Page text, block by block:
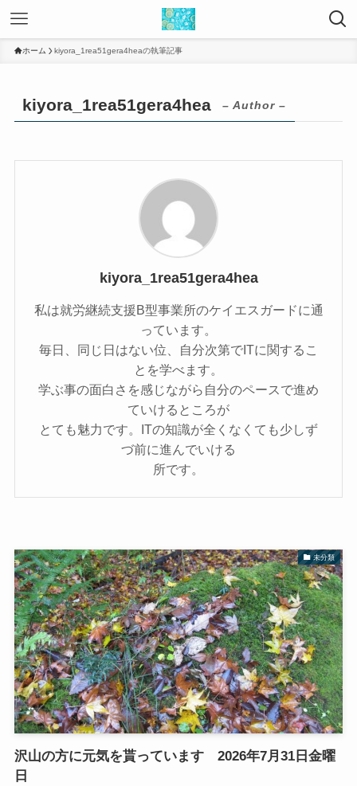
ホーム kiyora_1rea51gera4heaの執筆記事
kiyora_1rea51gera4hea – Author –
kiyora_1rea51gera4hea
私は就労継続支援B型事業所のケイエスガードに通
っています。
毎日、同じ日はない位、自分次第でITに関するこ
とを学べます。
学ぶ事の面白さを感じながら自分のペースで進め
ていけるところが
とても魅力です。ITの知識が全くなくても少しず
づ前に進んでいける
所です。
未分類
沢山の方に元気を貰っています 2026年7月31日金曜
日